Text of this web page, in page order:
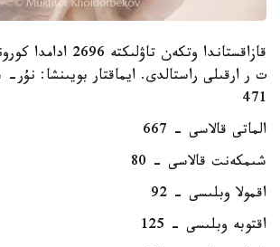
قازاقستاندا وتكەن
ت ر ارقىلى راستالدى. ايماقتار بويىنشا:
471
الماتى قالاسى – 667
شىمكەنت قالاسى – 80
اقمولا وبلىسى – 92
اقتوبە وبلىسى – 125